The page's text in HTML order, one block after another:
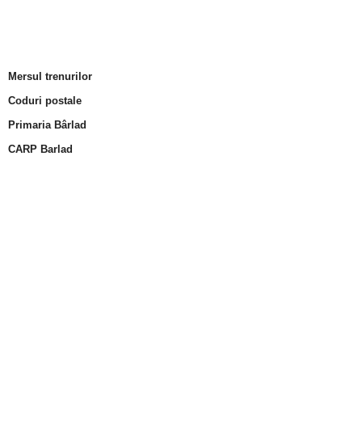
Mersul trenurilor
Coduri postale
Primaria Bârlad
CARP Barlad